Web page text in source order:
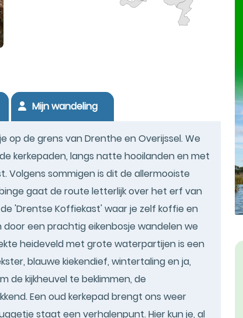
Mijn wandeling
op de grens van Drenthe en Overijssel. We
kerkepaden, langs natte hooilanden en met
Volgens sommigen is dit de allermooiste
gaat de route letterlijk over het erf van
'Drentse Koffiekast' waar je zelf koffie en
een prachtig eikenbosje wandelen we
heideveld met grote waterpartijen is een
blauwe kiekendief, wintertaling en ja,
de kijkheuvel te beklimmen, de
Een oud kerkepad brengt ons weer
staat een verhalenpunt. Hier kun je, al